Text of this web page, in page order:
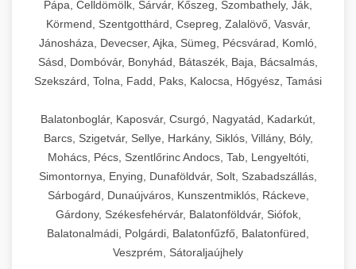
Pápa, Celldömölk, Sárvár, Kőszeg, Szombathely, Ják,
Körmend, Szentgotthárd, Csepreg, Zalalövő, Vasvár,
Jánosháza, Devecser, Ajka, Sümeg, Pécsvárad, Komló,
Sásd, Dombóvár, Bonyhád, Bátaszék, Baja, Bácsalmás,
Szekszárd, Tolna, Fadd, Paks, Kalocsa, Hőgyész, Tamási
Balatonboglár, Kaposvár, Csurgó, Nagyatád, Kadarkút,
Barcs, Szigetvár, Sellye, Harkány, Siklós, Villány, Bóly,
Mohács, Pécs, Szentlőrinc Andocs, Tab, Lengyeltóti,
Simontornya, Enying, Dunaföldvár, Solt, Szabadszállás,
Sárbogárd, Dunaújváros, Kunszentmiklós, Ráckeve,
Gárdony, Székesfehérvár, Balatonföldvár, Siófok,
Balatonalmádi, Polgárdi, Balatonfűzfő, Balatonfüred,
Veszprém, Sátoraljaújhely